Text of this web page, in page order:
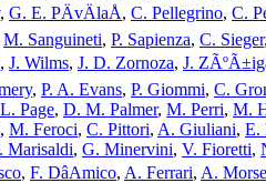
, G. E. PÄvÄlaÅ, C. Pellegrino, C.
M. Sanguineti, P. Sapienza, C. Sieger,
, J. Wilms, J. D. Zornoza, J.
, P. A. Evans, P. Giommi, C.
Page, D. M. Palmer, M. Perri, M.
, M. Feroci, C. Pittori, A. Giuliani, E.
Marisaldi, G. Minervini, V. Fioretti,
, F. DâAmico, A. Ferrari, A.